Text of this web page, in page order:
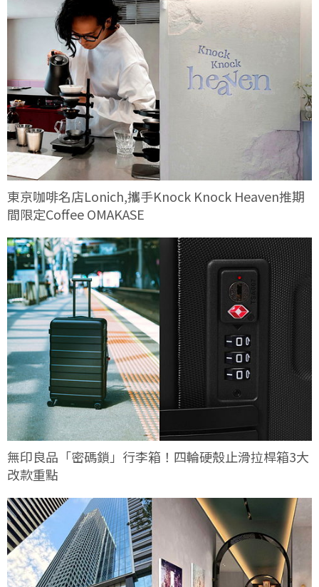
東京咖啡名店Lonich,攜手Knock Knock Heaven推期
間限定Coffee OMAKASE
無印良品「密碼鎖」行李箱！四輪硬殼止滑拉桿箱3大
改款重點